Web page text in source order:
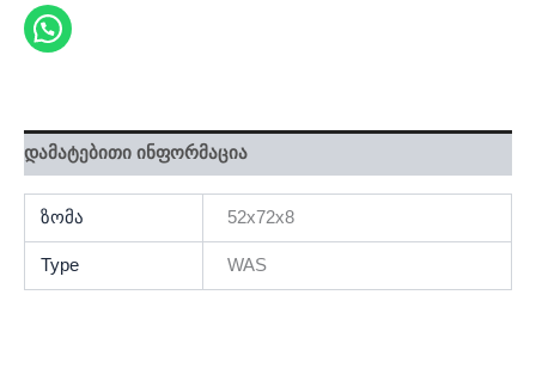
დამატებითი ინფორმაცია
ზომა 52x72x8
Type WAS